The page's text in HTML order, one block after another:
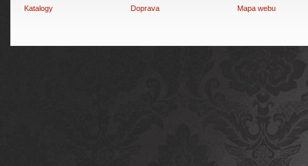
Katalogy
Doprava
Mapa webu